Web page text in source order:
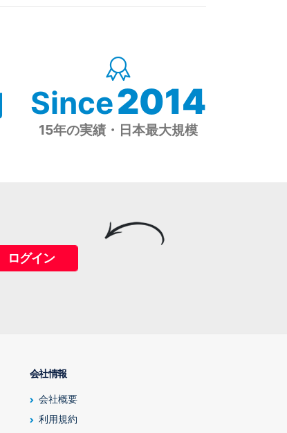
Since2012
15年の実績・日本最大規模
ログイン
会社情報
会社概要
利用規約